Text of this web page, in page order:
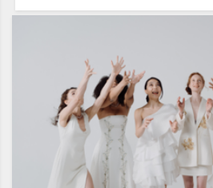
معاصر به تصویر می کشد، و چگونه فروشگاه